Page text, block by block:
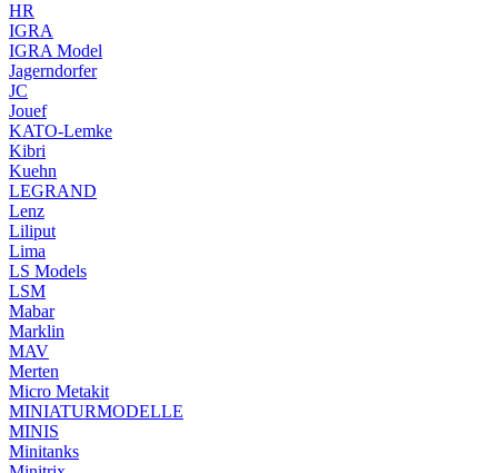
HR
IGRA
IGRA Model
Jagerndorfer
JC
Jouef
KATO-Lemke
Kibri
Kuehn
LEGRAND
Lenz
Liliput
Lima
LS Models
LSM
Mabar
Marklin
MAV
Merten
Micro Metakit
MINIATURMODELLE
MINIS
Minitanks